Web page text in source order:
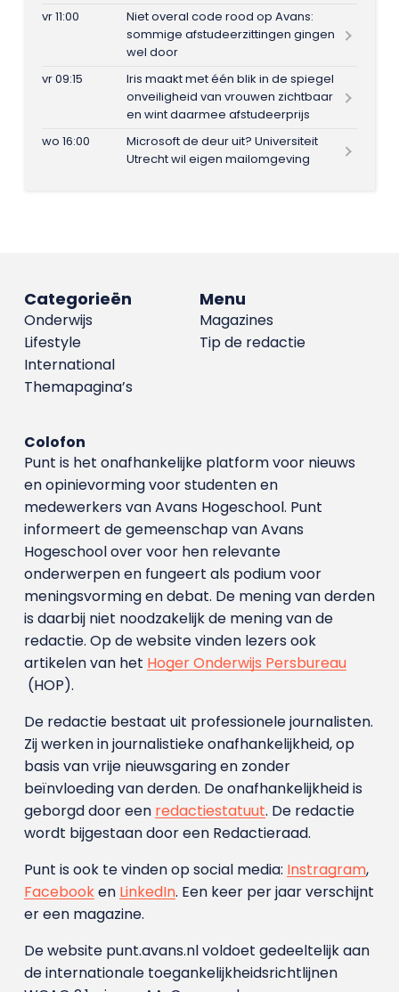
vr 11:00
Niet overal code rood op Avans:
sommige afstudeerzittingen gingen
wel door
vr 09:15
Iris maakt met één blik in de spiegel
onveiligheid van vrouwen zichtbaar
en wint daarmee afstudeerprijs
wo 16:00
Microsoft de deur uit? Universiteit
Utrecht wil eigen mailomgeving
Menu
Magazines
Tip de redactie
Categorieën
Onderwijs
Lifestyle
International
Themapagina’s
Colofon
Punt is het onafhankelijke platform voor nieuws
en opinievorming voor studenten en
medewerkers van Avans Hoge­school. Punt
informeert de gemeenschap van Avans
Hogeschool over voor hen relevante
onderwerpen en fungeert als podium voor
meningsvorming en debat. De mening van derden
is daarbij niet noodzakelijk de mening van de
redactie. Op de website vinden lezers ook
artikelen van het Hoger Onderwijs Persbureau
(HOP).
De redactie bestaat uit professionele journalisten.
Zij werken in journalistieke onafhankelijkheid, op
basis van vrije nieuwsgaring en zonder
beïnvloeding van derden. De onafhankelijkheid is
geborgd door een redactiestatuut. De redactie
wordt bijgestaan door een Redactieraad.
Punt is ook te vinden op social media: Instragram,
Facebooken LinkedIn. Een keer per jaar verschijnt
er een magazine.
De website punt.avans.nl voldoet gedeeltelijk aan
de internationale toegankelijkheidsrichtlijnen